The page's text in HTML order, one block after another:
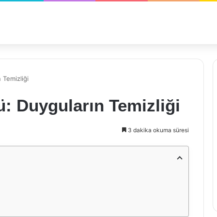
Temizliği
Duyguların Temizliği
3 dakika okuma süresi